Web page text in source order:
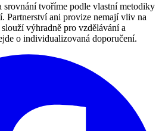
srovnání tvoříme podle vlastní metodiky
Partnerství ani provize nemají vliv na
výhradně pro vzdělávání a
o individualizovaná doporučení.